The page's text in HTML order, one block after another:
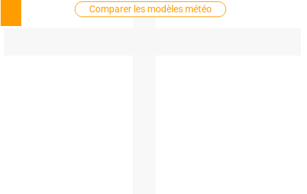
Comparer les modèles météo